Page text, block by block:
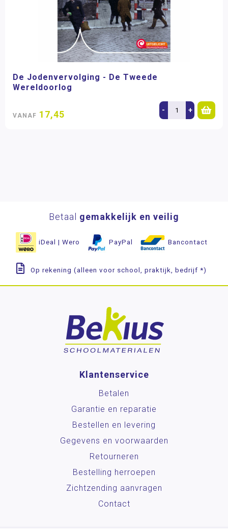
De Jodenvervolging - De Tweede
Wereldoorlog
VANAF 17,45 - +
Betaal gemakkelijk en veilig
iDeal | Wero PayPal Bancontact
Op rekening (alleen voor school, praktijk, bedrijf *)
Klantenservice
Betalen
Garantie en reparatie
Bestellen en levering
Gegevens en voorwaarden
Retourneren
Bestelling herroepen
Zichtzending aanvragen
Contact